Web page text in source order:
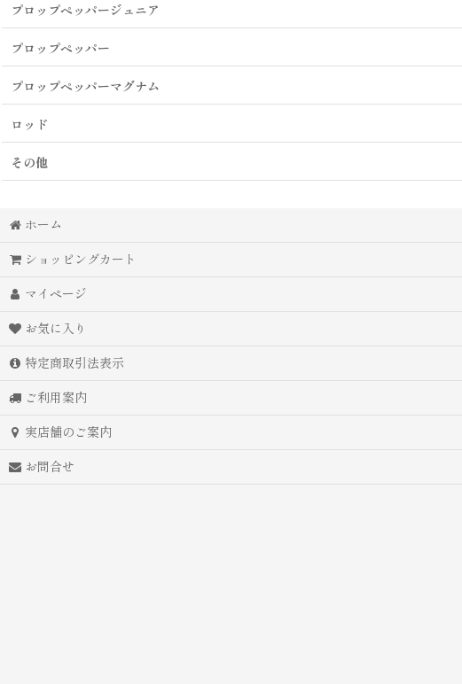
プロップペッパージュニア
プロップペッパー
プロップペッパーマグナム
ロッド
その他
ホーム
ショッピングカート
マイページ
お気に入り
特定商取引法表示
ご利用案内
実店舗のご案内
お問合せ